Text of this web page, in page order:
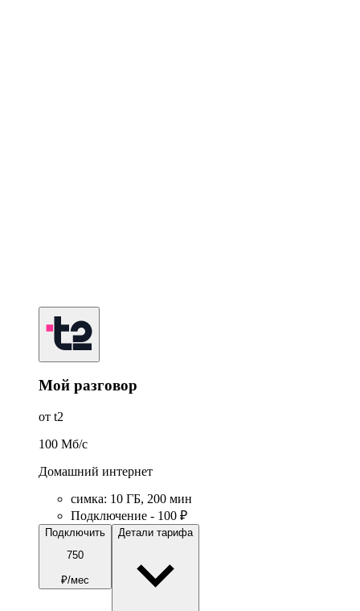
Мой разговор
от t2
100 Мб/c
Домашний интернет
симка: 10 ГБ, 200 мин
Подключение - 100 ₽
Подключить
750
₽/мес
Детали тарифа